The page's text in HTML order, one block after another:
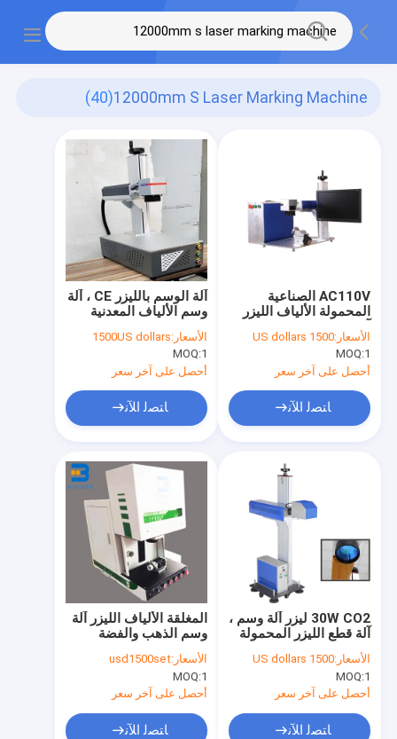
12000mm S Laser Marking Machine
(40)
آلة الوسم بالليزر CE ، آلة
وسم الألياف المعدنية
بالليزر 12000mm / S
الأسعار:1500US dollars
MOQ:1
أحصل على آخر سعر
ﺎﺘﺼﻟ ﺍﻶﻧ
AC110V الصناعية
المحمولة الألياف الليزر
آلة وسم شهادة CE
الأسعار:1500 US dollars
MOQ:1
أحصل على آخر سعر
ﺎﺘﺼﻟ ﺍﻶﻧ
المغلقة الألياف الليزر آلة
وسم الذهب والفضة
والمجوهرات النقش قطع
30W 100W
الأسعار:usd1500set
MOQ:1
أحصل على آخر سعر
ﺎﺘﺼﻟ ﺍﻶﻧ
30W CO2 ليزر آلة وسم ،
آلة قطع الليزر المحمولة
الأسعار:1500 US dollars
MOQ:1
أحصل على آخر سعر
ﺎﺘﺼﻟ ﺍﻶﻧ